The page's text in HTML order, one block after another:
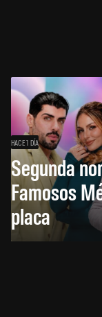
HACE 1 DÍA
Segunda
Famosos
placa